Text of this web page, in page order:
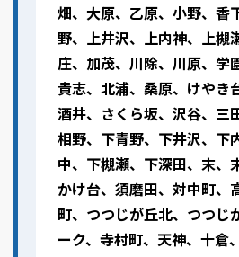
畑、大原、乙原、小野、香
野、上井沢、上内神、上槻
庄、加茂、川除、川原、学
貴志、北浦、桑原、けやき
酒井、さくら坂、沢谷、三
相野、下青野、下井沢、下
中、下槻瀬、下深田、末、
かけ台、須磨田、対中町、
町、つつじが丘北、つつじ
ーク、寺村町、天神、十倉